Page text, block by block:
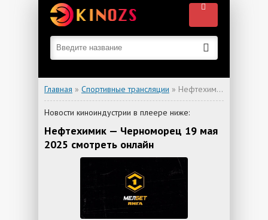
Главная » Спортивные трансляции » Нефтехимик — Черноморец
Новости киноиндустрии в плеере ниже:
Нефтехимик — Черноморец 19 мая
2025 смотреть онлайн